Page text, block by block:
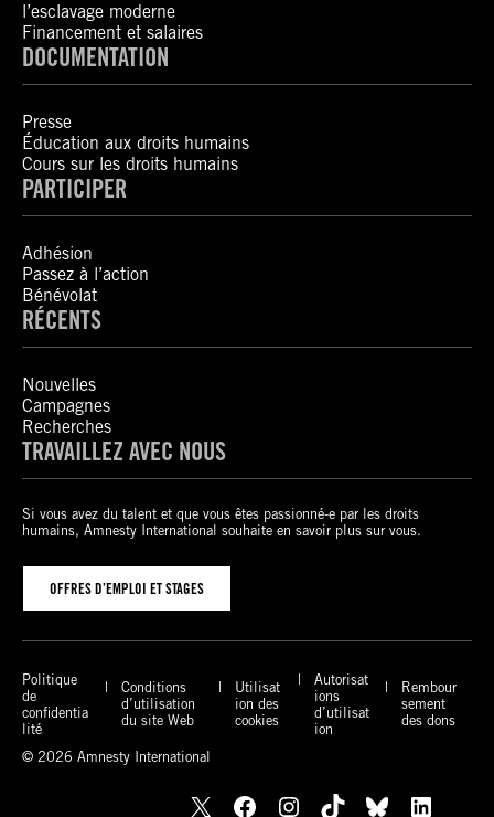
l’esclavage moderne
Financement et salaires
DOCUMENTATION
Presse
Éducation aux droits humains
Cours sur les droits humains
PARTICIPER
Adhésion
Passez à l’action
Bénévolat
RÉCENTS
Nouvelles
Campagnes
Recherches
TRAVAILLEZ AVEC NOUS
Si vous avez du talent et que vous êtes passionné-e par les droits
humains, Amnesty International souhaite en savoir plus sur vous.
OFFRES D’EMPLOI ET STAGES
Politique
de
confidentia
lité
Conditions
d’utilisation
du site Web
Utilisat
ion des
cookies
Autorisat
ions
d’utilisat
ion
Rembour
sement
des dons
© 2026 Amnesty International
X Facebook Instagram TikTok Bluesky LinkedIn